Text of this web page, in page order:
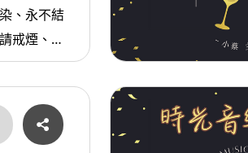
、永不結
戒煙、離
情歌、泰
...等。